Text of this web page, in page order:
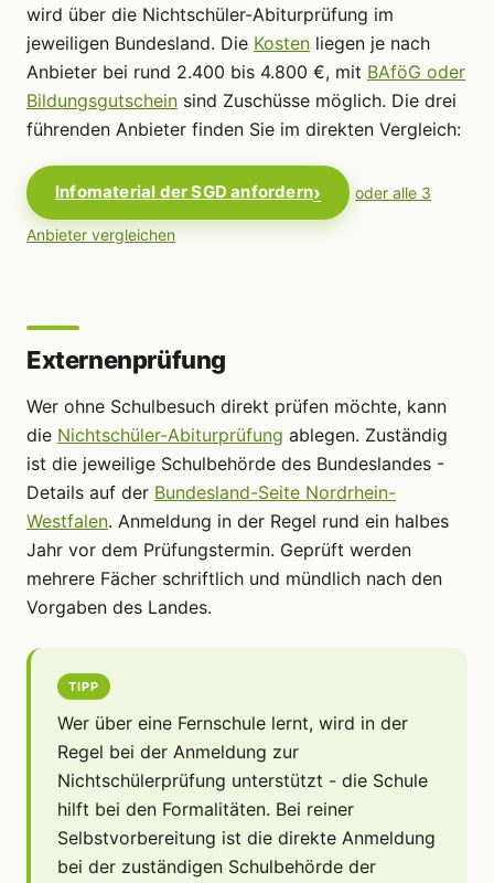
wird über die Nichtschüler-Abiturprüfung im
jeweiligen Bundesland. Die Kosten liegen je nach
Anbieter bei rund 2.400 bis 4.800 €, mit BAföG oder
Bildungsgutschein sind Zuschüsse möglich. Die drei
führenden Anbieter finden Sie im direkten Vergleich:
Infomaterial der SGD anfordern oder alle 3
Anbieter vergleichen
Externenprüfung
Wer ohne Schulbesuch direkt prüfen möchte, kann
die Nichtschüler-Abiturprüfung ablegen. Zuständig
ist die jeweilige Schulbehörde des Bundeslandes -
Details auf der Bundesland-Seite Nordrhein-
Westfalen. Anmeldung in der Regel rund ein halbes
Jahr vor dem Prüfungstermin. Geprüft werden
mehrere Fächer schriftlich und mündlich nach den
Vorgaben des Landes.
TIPP
Wer über eine Fernschule lernt, wird in der
Regel bei der Anmeldung zur
Nichtschülerprüfung unterstützt - die Schule
hilft bei den Formalitäten. Bei reiner
Selbstvorbereitung ist die direkte Anmeldung
bei der zuständigen Schulbehörde der